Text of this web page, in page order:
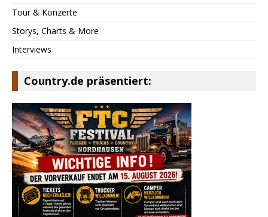
Tour & Konzerte
Storys, Charts & More
Interviews
Country.de präsentiert: